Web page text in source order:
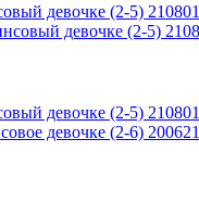
девочке (2-5)
девочке (2-5)